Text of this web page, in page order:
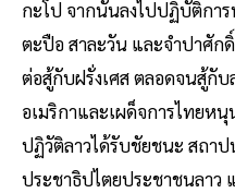
กะโป จากนั้นลงไปปฏิบัติการ
ตะปือ สาละวัน และจำปาศัก
ต่อสู้กับฝรั่งเศส ตลอดจนสู้กั
อเมริกาและเผด็จการไทยห
ปฏิวัติลาวได้รับชัยชนะ สถา
ประชาธิปไตยประชาชนลาว